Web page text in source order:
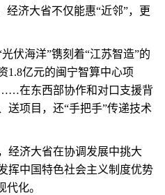
济大省不仅能惠“近邻”，更
海洋”镌刻着“江苏智造”的
1.8亿元的闽宁智算中心项
在东西部协作和对口支援背
送项目，还“手把手”传递技术
济大省在协调发展中挑大
挥中国特色社会主义制度优势
代化。